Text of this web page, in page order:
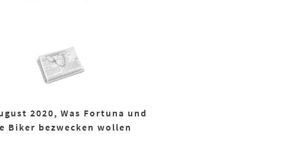
2020, Was Fortuna und
Biker bezwecken wollen